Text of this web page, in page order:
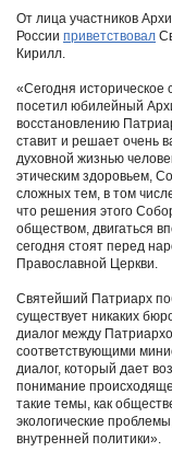
От лица участников
России приветствовал
Кирилл.
«Сегодня историческое
посетил юбилейный
восстановлению
ставит и решает очень
духовной жизнью
этическим здоровьем,
сложных тем, в том
что решения этого
обществом, двигаться
сегодня стоят перед
Православной Церкви.
Святейший Патриарх
существует никаких
диалог между
соответствующими
диалог, который дает
понимание
такие темы, как
экологические
внутренней политики».